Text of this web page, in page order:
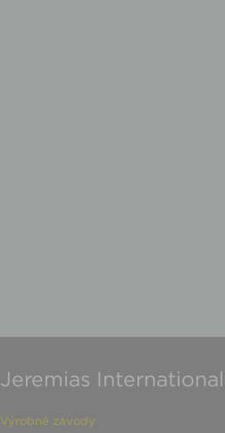
Jeremias International
Výrobné závody